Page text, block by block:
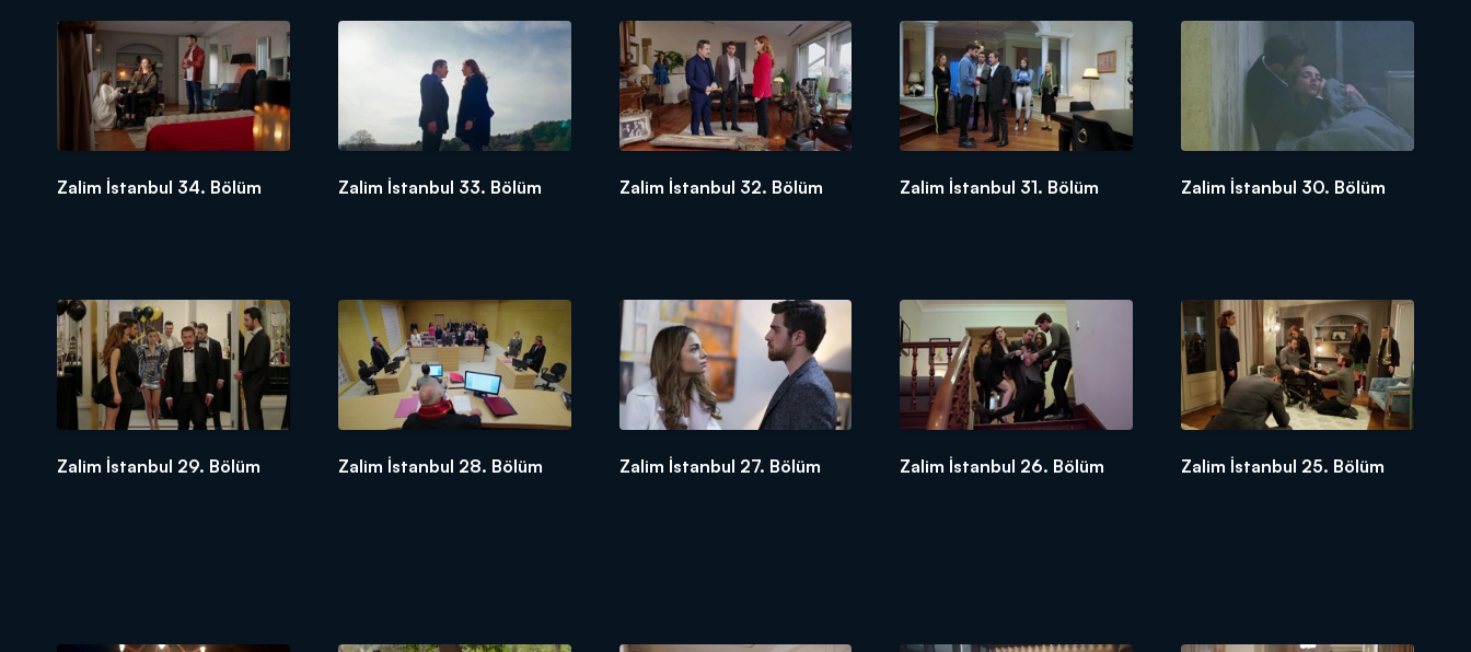
Zalim İstanbul 34. Bölüm Zalim İstanbul 33. Bölüm Zalim İstanbul 32. Bölüm Zalim İstanbul 31. Bölüm Zalim İstanbul 30. Bölüm
Zalim İstanbul 29. Bölüm Zalim İstanbul 28. Bölüm Zalim İstanbul 27. Bölüm Zalim İstanbul 26. Bölüm Zalim İstanbul 25. Bölüm